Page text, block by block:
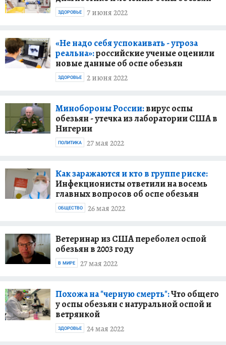
7 июня 2022
ЗДОРОВЬЕ
«Не надо себя успокаивать - угроза
реальна»:российские ученые оценили
новые данные об оспе обезьян
2 июня 2022
ЗДОРОВЬЕ
Минобороны России:вирус оспы
обезьян - утечка из лаборатории США в
Нигерии
27 мая 2022
ПОЛИТИКА
Как заражаются и кто в группе риске:
Инфекционисты ответили на восемь
главных вопросов об оспе обезьян
26 мая 2022
ОБЩЕСТВО
Ветеринар из США переболел оспой
обезьян в 2003 году
27 мая 2022
В МИРЕ
Похожа на "черную смерть":Что общего
у оспы обезьян с натуральной оспой и
ветрянкой
24 мая 2022
ЗДОРОВЬЕ